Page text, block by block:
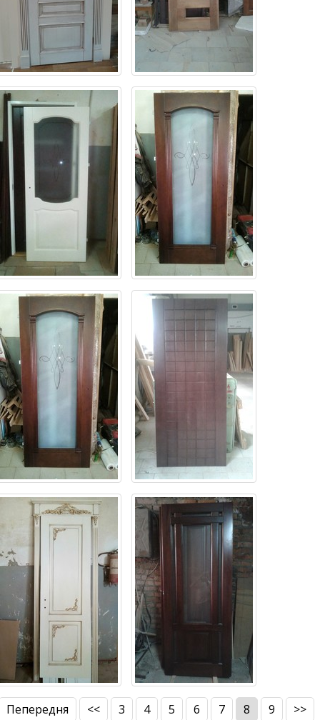
Пепередня << 3 4 5 6 7 8 9
>>